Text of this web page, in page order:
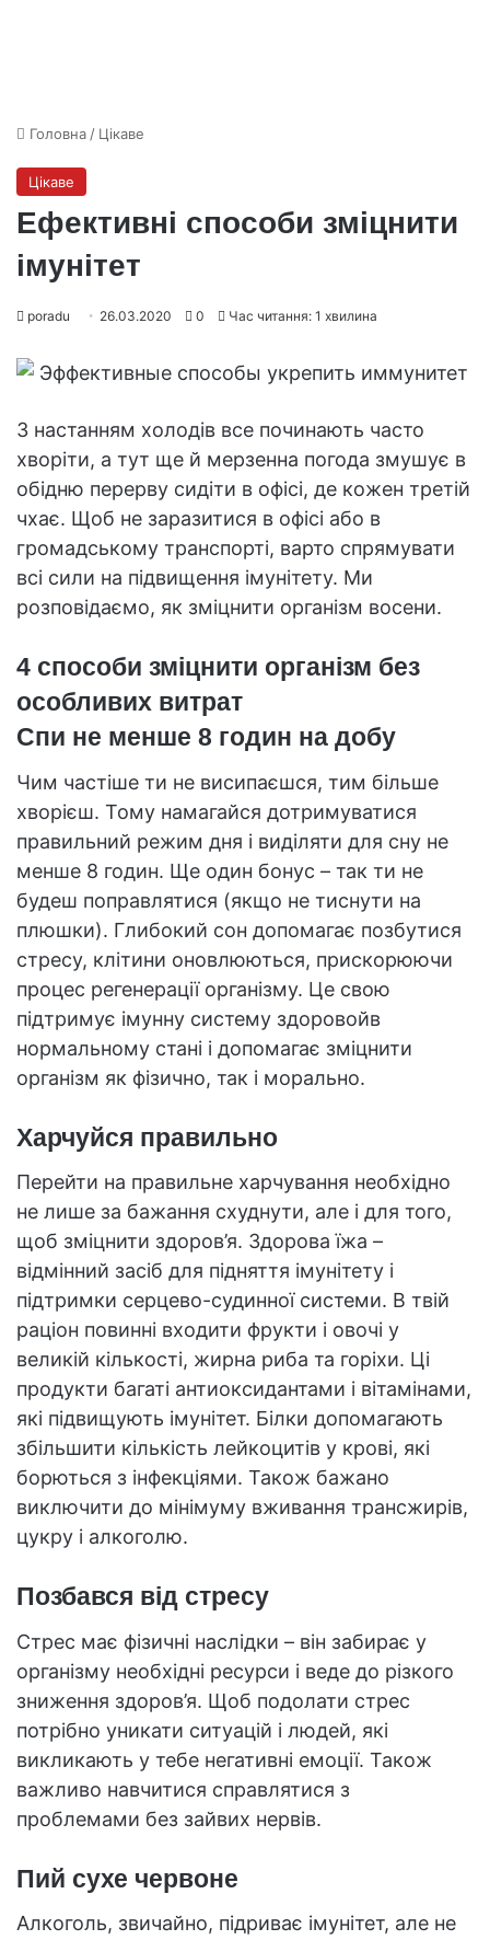
Головна / Цікаве
Цікаве
Ефективні способи зміцнити
імунітет
poradu 26.03.2020 0 Час читання: 1 хвилина
З настанням холодів все починають часто
хворіти, а тут ще й мерзенна погода змушує в
обідню перерву сидіти в офісі, де кожен третій
чхає. Щоб не заразитися в офісі або в
громадському транспорті, варто спрямувати
всі сили на підвищення імунітету. Ми
розповідаємо, як зміцнити організм восени.
4 способи зміцнити організм без
особливих витрат
Спи не менше 8 годин на добу
Чим частіше ти не висипаєшся, тим більше
хворієш. Тому намагайся дотримуватися
правильний режим дня і виділяти для сну не
менше 8 годин. Ще один бонус – так ти не
будеш поправлятися (якщо не тиснути на
плюшки). Глибокий сон допомагає позбутися
стресу, клітини оновлюються, прискорюючи
процес регенерації організму. Це свою
підтримує імунну систему здоровойв
нормальному стані і допомагає зміцнити
організм як фізично, так і морально.
Харчуйся правильно
Перейти на правильне харчування необхідно
не лише за бажання схуднути, але і для того,
щоб зміцнити здоров’я. Здорова їжа –
відмінний засіб для підняття імунітету і
підтримки серцево-судинної системи. В твій
раціон повинні входити фрукти і овочі у
великій кількості, жирна риба та горіхи. Ці
продукти багаті антиоксидантами і вітамінами,
які підвищують імунітет. Білки допомагають
збільшити кількість лейкоцитів у крові, які
борються з інфекціями. Також бажано
виключити до мінімуму вживання трансжирів,
цукру і алкоголю.
Позбався від стресу
Стрес має фізичні наслідки – він забирає у
організму необхідні ресурси і веде до різкого
зниження здоров’я. Щоб подолати стрес
потрібно уникати ситуацій і людей, які
викликають у тебе негативні емоції. Також
важливо навчитися справлятися з
проблемами без зайвих нервів.
Пий сухе червоне
Алкоголь, звичайно, підриває імунітет, але не